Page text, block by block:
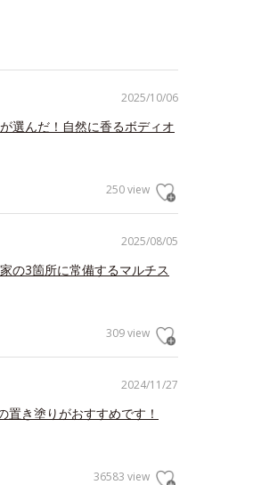
2025/10/06
選んだ！自然に香るボディオ
250 view
2025/08/05
の3箇所に常備するマルチス
309 view
2024/11/27
置き塗りがおすすめです！
36583 view